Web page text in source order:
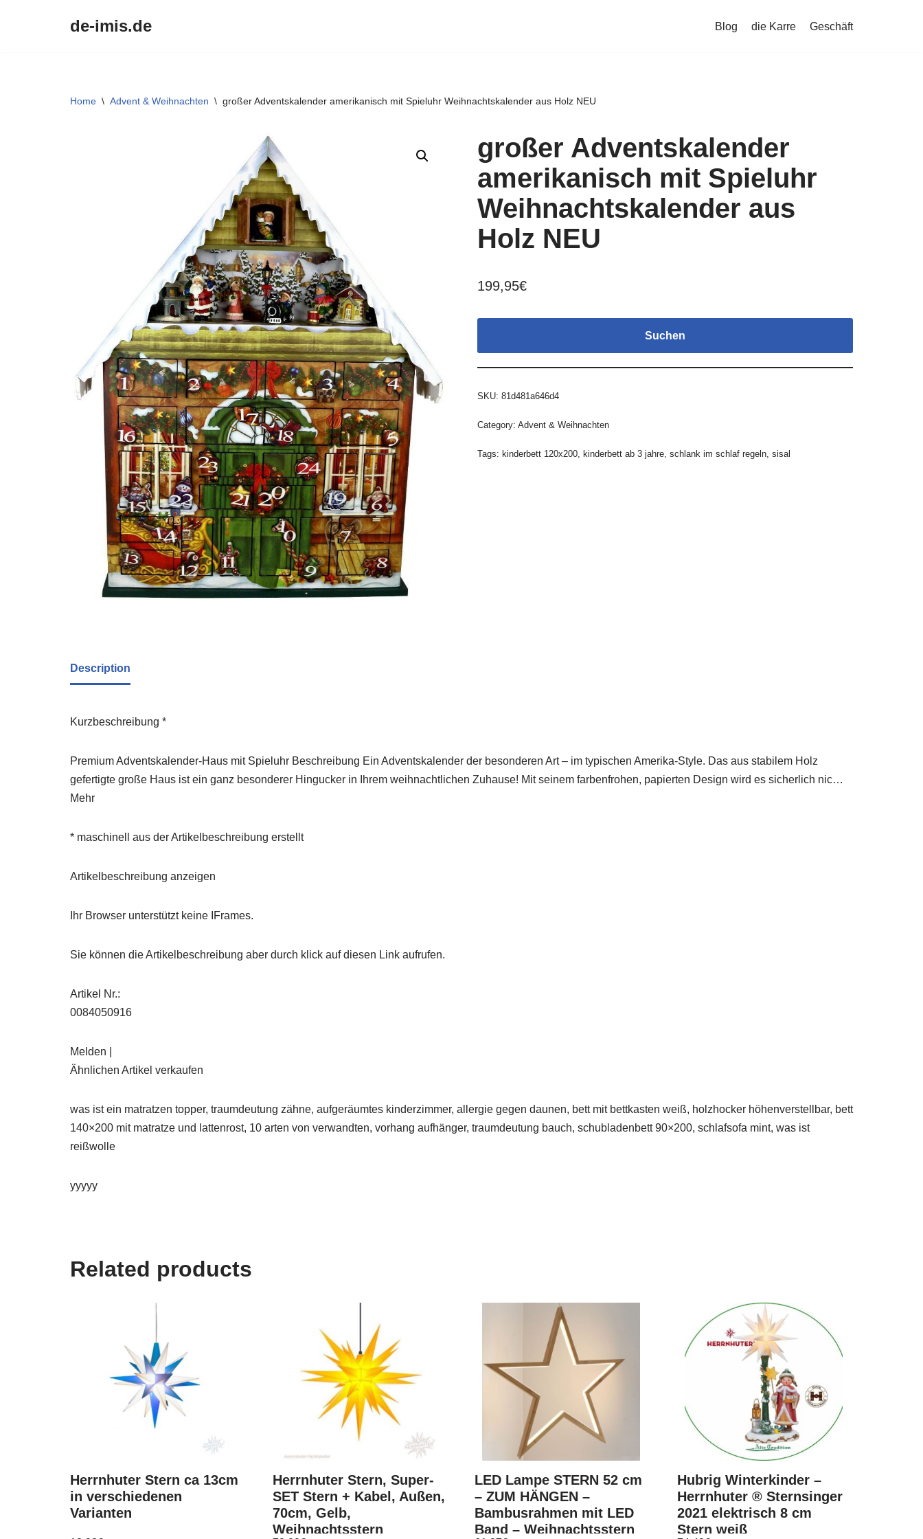
de-imis.de Blog die Karre Geschäft
Home \ Advent & Weihnachten \ großer Adventskalender amerikanisch mit Spieluhr Weihnachtskalender aus Holz NEU
großer Adventskalender
amerikanisch mit Spieluhr
Weihnachtskalender aus
Holz NEU
199,95€
Suchen
SKU: 81d481a646d4
Category: Advent & Weihnachten
Tags: kinderbett 120x200, kinderbett ab 3 jahre, schlank im schlaf regeln, sisal
Description
Kurzbeschreibung *
Premium Adventskalender-Haus mit Spieluhr Beschreibung Ein Adventskalender der besonderen Art – im typischen Amerika-Style. Das aus stabilem Holz
gefertigte große Haus ist ein ganz besonderer Hingucker in Ihrem weihnachtlichen Zuhause! Mit seinem farbenfrohen, papierten Design wird es sicherlich nic…
Mehr
* maschinell aus der Artikelbeschreibung erstellt
Artikelbeschreibung anzeigen
Ihr Browser unterstützt keine IFrames.
Sie können die Artikelbeschreibung aber durch klick auf diesen Link aufrufen.
Artikel Nr.:
0084050916
Melden |
Ähnlichen Artikel verkaufen
was ist ein matratzen topper, traumdeutung zähne, aufgeräumtes kinderzimmer, allergie gegen daunen, bett mit bettkasten weiß, holzhocker höhenverstellbar, bett
140×200 mit matratze und lattenrost, 10 arten von verwandten, vorhang aufhänger, traumdeutung bauch, schubladenbett 90×200, schlafsofa mint, was ist
reißwolle
yyyyy
Related products
Herrnhuter Stern ca 13cm
in verschiedenen
Varianten
Herrnhuter Stern, Super-
SET Stern + Kabel, Außen,
70cm, Gelb,
Weihnachtsstern
LED Lampe STERN 52 cm
– ZUM HÄNGEN –
Bambusrahmen mit LED
Band – Weihnachtsstern
Hubrig Winterkinder –
Herrnhuter ® Sternsinger
2021 elektrisch 8 cm
Stern weiß